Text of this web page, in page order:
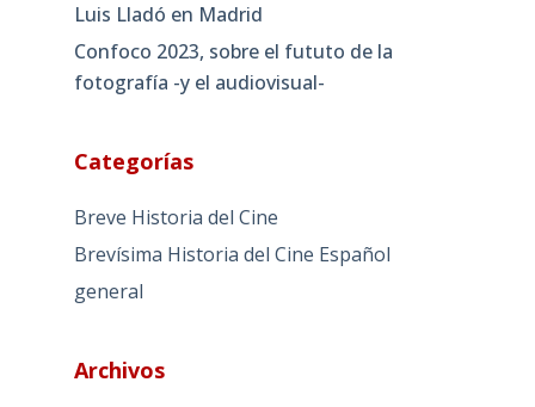
Luis Lladó en Madrid
Confoco 2023, sobre el fututo de la
fotografía -y el audiovisual-
Categorías
Breve Historia del Cine
Brevísima Historia del Cine Español
general
Archivos